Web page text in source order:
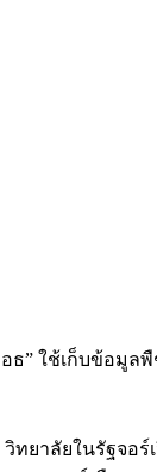
วิทยาลัยในรัฐจอ